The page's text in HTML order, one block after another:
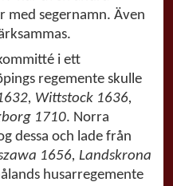
segernamn. Även
i ett
regemente skulle
Wittstock 1636,
1710. Norra
dessa och lade från
1656, Landskrona
husarregemente